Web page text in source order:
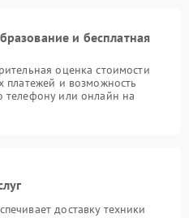
и бесплатная
оценка стоимости
платежей и возможность
телефону или онлайн на
доставку техники